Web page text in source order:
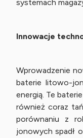
systemach
Innowacje
Wprowadzenie
baterie litowo-
energią. Te
również coraz
porównaniu z
jonowych spadł